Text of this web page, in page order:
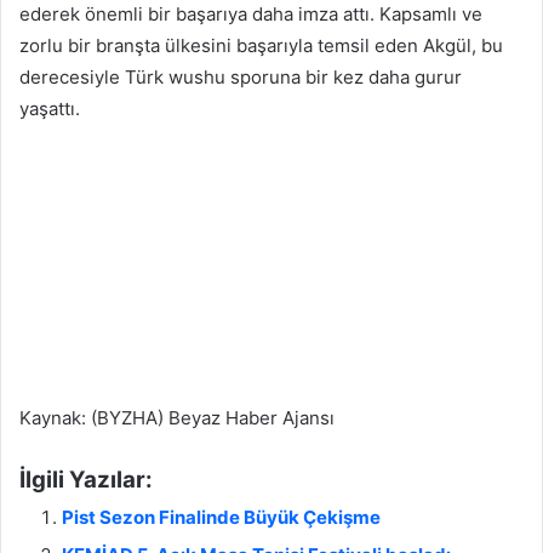
ederek önemli bir başarıya daha imza attı. Kapsamlı ve
zorlu bir branşta ülkesini başarıyla temsil eden Akgül, bu
derecesiyle Türk wushu sporuna bir kez daha gurur
yaşattı.
Kaynak: (BYZHA) Beyaz Haber Ajansı
İlgili Yazılar:
Pist Sezon Finalinde Büyük Çekişme